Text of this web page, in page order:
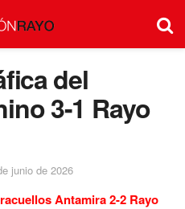
del
3-1 Rayo
junio de 2026
Antamira 2-2 Rayo